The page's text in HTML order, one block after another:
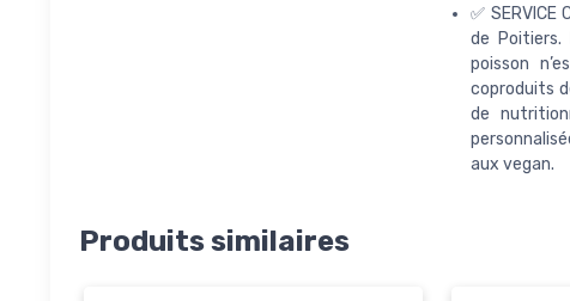
✅
de Poitiers.
poisson
coproduits
de
aux vegan.
Produits similaires